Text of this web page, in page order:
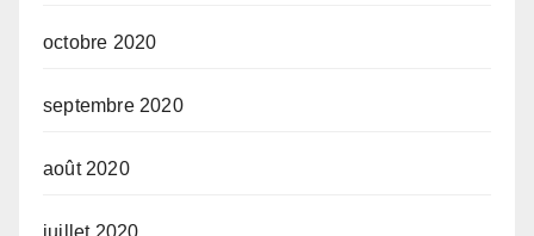
octobre 2020
septembre 2020
août 2020
juillet 2020